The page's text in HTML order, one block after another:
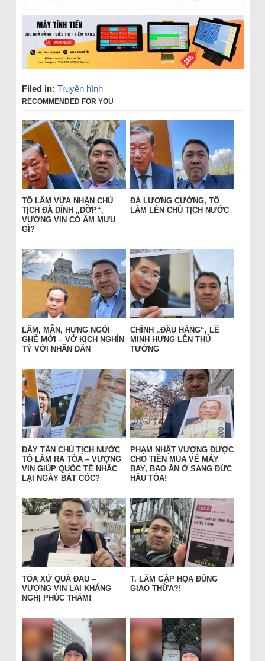
Filed in: Truyền hình
RECOMMENDED FOR YOU
TÔ LÂM VỪA NHẬN CHỦ
TỊCH ĐÃ DÍNH „DỚP“,
VƯỢNG VIN CÓ ÂM MƯU
GÌ?
ĐÁ LƯƠNG CƯỜNG, TÔ
LÂM LÊN CHỦ TỊCH NƯỚC
LÂM, MẪN, HƯNG NGỒI
GHẾ MỚI – VỞ KỊCH NGHÌN
TỶ VỚI NHÂN DÂN
CHÍNH „ĐẦU HÀNG“, LÊ
MINH HƯNG LÊN THỦ
TƯỚNG
ĐẨY TÂN CHỦ TỊCH NƯỚC
TÔ LÂM RA TÒA – VƯỢNG
VIN GIÚP QUỐC TẾ NHẮC
LẠI NGÀY BẮT CÓC?
PHẠM NHẬT VƯỢNG ĐƯỢC
CHO TIỀN MUA VÉ MÁY
BAY, BAO ĂN Ở SANG ĐỨC
HẦU TÒA!
TÒA XỬ QUÁ ĐAU –
VƯỢNG VIN LẠI KHÁNG
NGHỊ PHÚC THẨM!
T. LÂM GẶP HỌA ĐÚNG
GIAO THỪA?!